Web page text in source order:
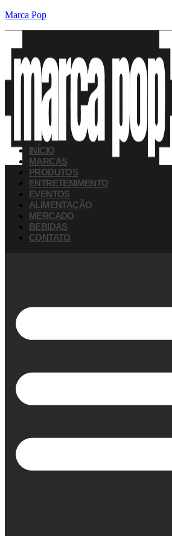
Marca Pop
INÍCIO
MARCAS
PRODUTOS
ENTRETENIMENTO
EVENTOS
ALIMENTAÇÃO
MERCADO
BEBIDAS
CONTATO